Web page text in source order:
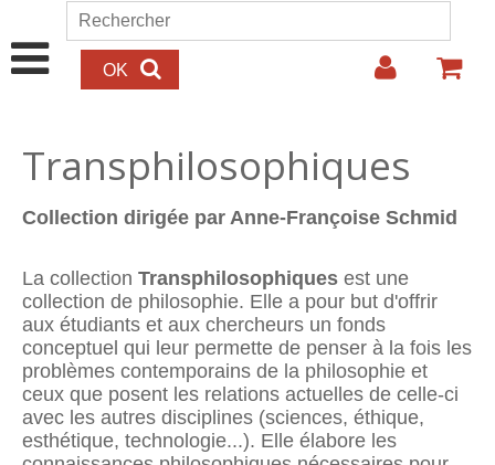
Aller au contenu principal
Formulaire de recherche
Rechercher
Transphilosophiques
Collection dirigée par Anne-Françoise Schmid
La collection Transphilosophiques est une
collection de philosophie. Elle a pour but d'offrir
aux étudiants et aux chercheurs un fonds
conceptuel qui leur permette de penser à la fois les
problèmes contemporains de la philosophie et
ceux que posent les relations actuelles de celle-ci
avec les autres disciplines (sciences, éthique,
esthétique, technologie...). Elle élabore les